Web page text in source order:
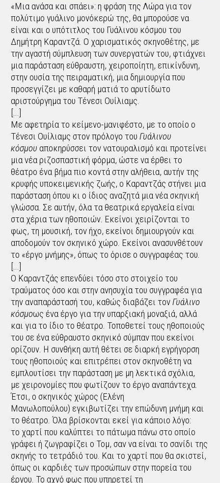
«Μια ανάσα και σπάει»: η φράση της Λώρα για τον
πολύτιμο γυάλινο μονόκερώ της, θα μπορούσε να
είναι και ο υπότιτλος του Γυάλινου κόσμου του
Δημήτρη Καραντζά. Ο χαρισματικός σκηνοθέτης, με
την αγαστή σύμπλευση των συνεργατών του, φτιάχνει
μια παράσταση εύθραυστη, χειροποίητη, επικίνδυνη,
στην ουσία της πειραματική, μια δημιουργία που
προσεγγίζει με καθαρή ματιά το αρυτίδωτο
αριστούργημα του Τένεσι Ουίλιαμς.
[...]
Με αφετηρία το κείμενο-μανιφέστο, με το οποίο ο
Τένεσι Ουίλιαμς στον πρόλογο τουΓυάλινου
κόσμου αποκηρύσσει τον νατουραλισμό και προτείνει
μια νέα ριζοσπαστική φόρμα, ώστε να έρθει το
θέατρο ένα βήμα πιο κοντά στην αλήθεια, αυτήν της
κρυφής υποκειμενικής ζωής, ο Καραντζάς στήνει μια
παράσταση όπου κι ο ίδιος αναζητά μια νέα σκηνική
γλώσσα. Σε αυτήν, όλα τα θεατρικά εργαλεία είναι
στα χέρια των ηθοποιών. Εκείνοι χειρίζονται το
φως, τη μουσική, τον ήχο, εκείνοι δημιουργούν και
αποδομούν τον σκηνικό χώρο. Εκείνοι ανασυνθέτουν
το «έργο μνήμης», όπως το όρισε ο συγγραφέας του.
[...]
Ο Καραντζάς επενδύει τόσο στο στοιχείο του
τραύματος όσο και στην ανησυχία του συγγραφέα για
την αναπαράστασή του, καθώς διαβάζει τονΓυάλινο
κόσμοως ένα έργο για την υπαρξιακή μοναξιά, αλλά
και για το ίδιο το θέατρο. Τοποθετεί τους ηθοποιούς
του σε ένα εύθραυστο σκηνικό σύμπαν που εκείνοι
ορίζουν. Η συνθήκη αυτή θέτει σε διαρκή εγρήγορση
τους ηθοποιούς και επιτρέπει στον σκηνοθέτη να
εμπλουτίσει την παράσταση με μη λεκτικά σχόλια,
με χειρονομίες που φωτίζουν το έργο αναπάντεχα.
Έτσι, ο σκηνικός χώρος (Ελένη
Μανωλοπούλου) εγκιβωτίζει την επώδυνη μνήμη και
το θέατρο. Όλα βρίσκονται εκεί για κάποιο λόγο:
το χαρτί που καλύπτει το πάτωμα πάνω στο οποίο
γράφει ή ζωγραφίζει ο Τομ, σαν να είναι το σανίδι της
σκηνής το τετράδιό του. Και το χαρτί που θα σκιστεί,
όπως οι καρδιές των προσώπων στην πορεία του
έργου. Το αχνό φως που υπηρετεί τη